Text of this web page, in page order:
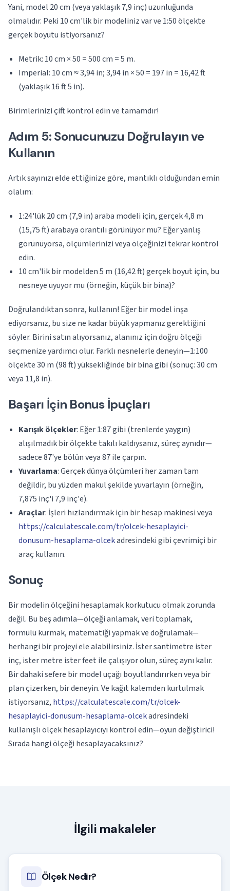
Yani, model 20 cm (veya yaklaşık 7,9 inç) uzunluğunda
olmalıdır. Peki 10 cm'lik bir modeliniz var ve 1:50 ölçekte
gerçek boyutu istiyorsanız?
Metrik: 10 cm × 50 = 500 cm = 5 m.
Imperial: 10 cm ≈ 3,94 in; 3,94 in × 50 = 197 in = 16,42 ft
(yaklaşık 16 ft 5 in).
Birimlerinizi çift kontrol edin ve tamamdır!
Adım 5: Sonucunuzu Doğrulayın ve
Kullanın
Artık sayınızı elde ettiğinize göre, mantıklı olduğundan emin
olalım:
1:24'lük 20 cm (7,9 in) araba modeli için, gerçek 4,8 m
(15,75 ft) arabaya orantılı görünüyor mu? Eğer yanlış
görünüyorsa, ölçümlerinizi veya ölçeğinizi tekrar kontrol
edin.
10 cm'lik bir modelden 5 m (16,42 ft) gerçek boyut için, bu
nesneye uyuyor mu (örneğin, küçük bir bina)?
Doğrulandıktan sonra, kullanın! Eğer bir model inşa
ediyorsanız, bu size ne kadar büyük yapmanız gerektiğini
söyler. Birini satın alıyorsanız, alanınız için doğru ölçeği
seçmenize yardımcı olur. Farklı nesnelerle deneyin—1:100
ölçekte 30 m (98 ft) yüksekliğinde bir bina gibi (sonuç: 30 cm
veya 11,8 in).
Başarı İçin Bonus İpuçları
Karışık ölçekler: Eğer 1:87 gibi (trenlerde yaygın)
alışılmadık bir ölçekte takılı kaldıysanız, süreç aynıdır—
sadece 87'ye bölün veya 87 ile çarpın.
Yuvarlama: Gerçek dünya ölçümleri her zaman tam
değildir, bu yüzden makul şekilde yuvarlayın (örneğin,
7,875 inç'i 7,9 inç'e).
Araçlar: İşleri hızlandırmak için bir hesap makinesi veya
https://calculatescale.com/tr/olcek-hesaplayici-
donusum-hesaplama-olcekadresindeki gibi çevrimiçi bir
araç kullanın.
Sonuç
Bir modelin ölçeğini hesaplamak korkutucu olmak zorunda
değil. Bu beş adımla—ölçeği anlamak, veri toplamak,
formülü kurmak, matematiği yapmak ve doğrulamak—
herhangi bir projeyi ele alabilirsiniz. İster santimetre ister
inç, ister metre ister feet ile çalışıyor olun, süreç aynı kalır.
Bir dahaki sefere bir model uçağı boyutlandırırken veya bir
plan çizerken, bir deneyin. Ve kağıt kalemden kurtulmak
istiyorsanız, https://calculatescale.com/tr/olcek-
hesaplayici-donusum-hesaplama-olcekadresindeki
kullanışlı ölçek hesaplayıcıyı kontrol edin—oyun değiştirici!
Sırada hangi ölçeği hesaplayacaksınız?
İlgili makaleler
Ölçek Nedir?